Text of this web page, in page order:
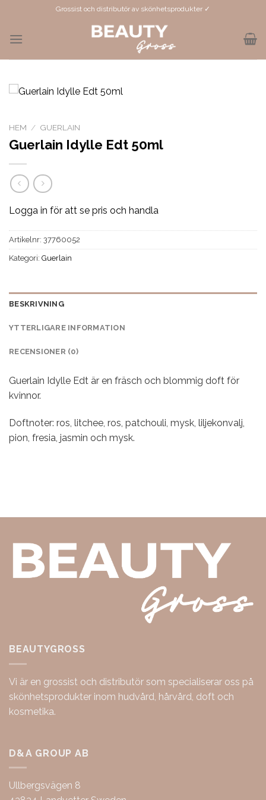
content
Grossist och distributör av skönhetsprodukter ✓
HEM / GUERLAIN
Guerlain Idylle Edt 50ml
Logga in för att se pris och handla
Artikelnr: 37760052
Kategori: Guerlain
BESKRIVNING
YTTERLIGARE INFORMATION
RECENSIONER (0)
Guerlain Idylle Edt är en fräsch och blommig doft för
kvinnor.
Doftnoter: ros, litchee, ros, patchouli, mysk, liljekonvalj,
pion, fresia, jasmin och mysk.
BEAUTYGROSS
Vi är en grossist och distributör som specialiserar oss på
skönhetsprodukter inom hudvård, hårvård, doft och
kosmetika.
D&A GROUP AB
Ullbergsvägen 8